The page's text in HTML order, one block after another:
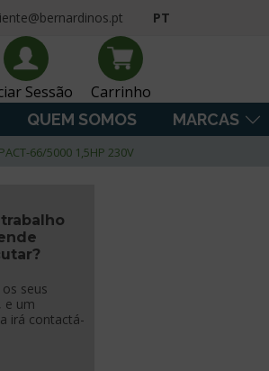
PT
Sessão Carrinho
QUEM SOMOS MARCAS
66/5000 1,5HP 230V
seus
e um
irá contactá-